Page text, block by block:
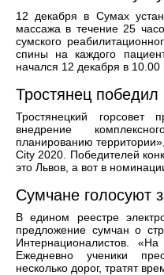
12 декабря в Сумах
массажа в течение 25
сумского
спины на каждого
начался 12 декабря в
Тростянец
Тростянецкий горсовет
внедрение
планированию
City 2020. Победителей
это Львов, а вот в
Сумчане голосуют
В едином реестре
предложение сумчан о
Интернационалистов.
Ежедневно ученики
несколько дорог, тратят